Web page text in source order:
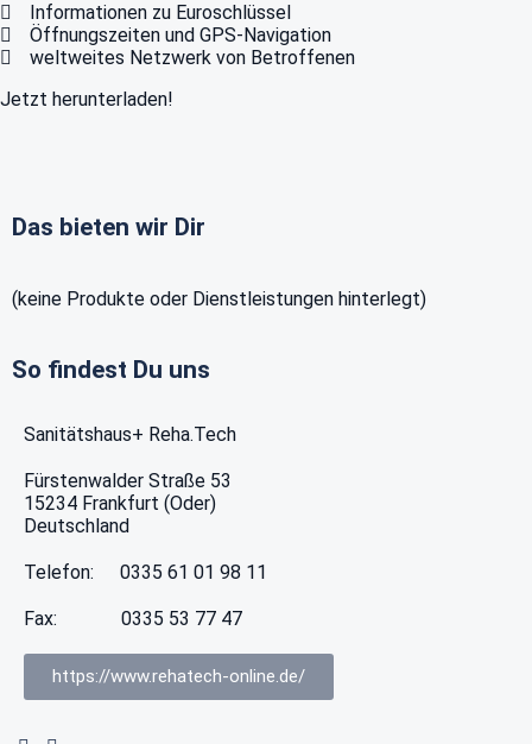
Informationen zu Euroschlüssel
Öffnungszeiten und GPS-Navigation
weltweites Netzwerk von Betroffenen
Jetzt herunterladen!
Das bieten wir Dir
(keine Produkte oder Dienstleistungen hinterlegt)
So findest Du uns
Sanitätshaus+ Reha.Tech
Fürstenwalder Straße 53
15234 Frankfurt (Oder)
Deutschland
Telefon: 0335 61 01 98 11
Fax: 0335 53 77 47
https://www.rehatech-online.de/